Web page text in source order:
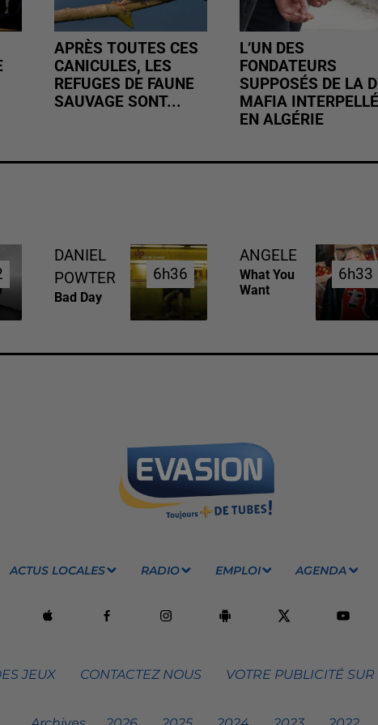
APRÈS TOUTES CES
CANICULES, LES
REFUGES DE FAUNE
SAUVAGE SONT...
L’UN DES
FONDATEURS
SUPPOSÉS DE LA
MAFIA INTERPELLÉ
EN ALGÉRIE
DANIEL
POWTER
Bad Day
6h36
6h36
ANGELE
What You
Want
6h33
6h33
ACTUS LOCALES RADIO EMPLOI AGENDA
JEUX CONTACTEZ NOUS VOTRE PUBLICITÉ